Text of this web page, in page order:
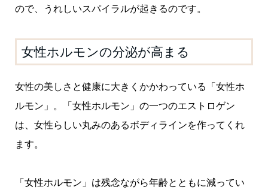
ので、うれしいスパイラルが起きるのです。
女性ホルモンの分泌が高まる
女性の美しさと健康に大きくかかわっている「女性ホ
ルモン」。「女性ホルモン」の一つのエストロゲン
は、女性らしい丸みのあるボディラインを作ってくれ
ます。
「女性ホルモン」は残念ながら年齢とともに減ってい